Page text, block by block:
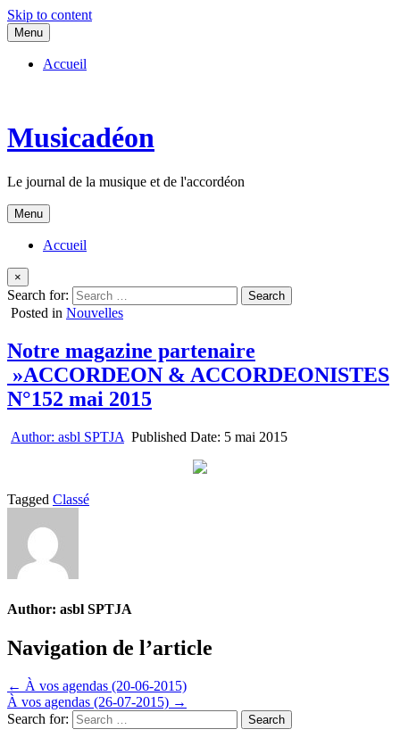
Skip to content
Menu
Accueil
Musicadéon
Le journal de la musique et de l'accordéon
Menu
Accueil
×
Search for:
Posted in Nouvelles
Notre magazine partenaire
»ACCORDEON & ACCORDEONISTES
N°152 mai 2015
Author: asbl SPTJA Published Date: 5 mai 2015
Tagged Classé
Author: asbl SPTJA
Navigation de l’article
← À vos agendas (20-06-2015)
À vos agendas (26-07-2015) →
Search for: